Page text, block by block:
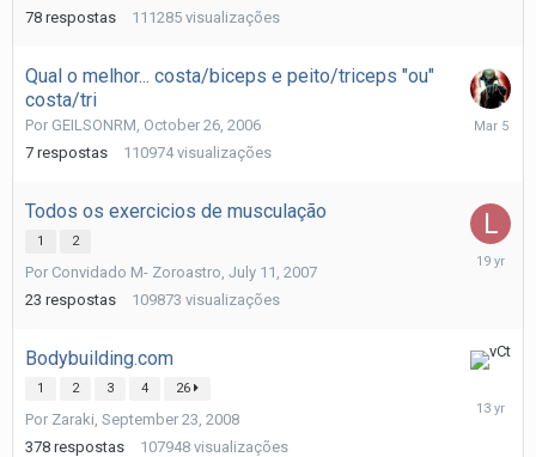
78 respostas 111285 visualizações
Qual o melhor... costa/biceps e peito/triceps "ou"
costa/tri
Por GEILSONRM October 26, 2006
7 respostas 110974 visualizações
March
Todos os exercicios de musculação
1 2
Por Convidado M- Zoroastro July 11, 2007
23 respostas 109873 visualizações
July
Bodybuilding.com
1 2 3 4 26
Por Zaraki September 23, 2008
378 respostas 107948 visualizações
6,